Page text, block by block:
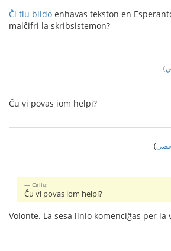
Ĉi tiu bildo enhavas tekston en
malĉifri la skribsistemon?
)
Ĉu vi povas iom helpi?
)
Caliu:
Ĉu vi povas iom helpi?
Volonte. La sesa linio komenciĝas per la